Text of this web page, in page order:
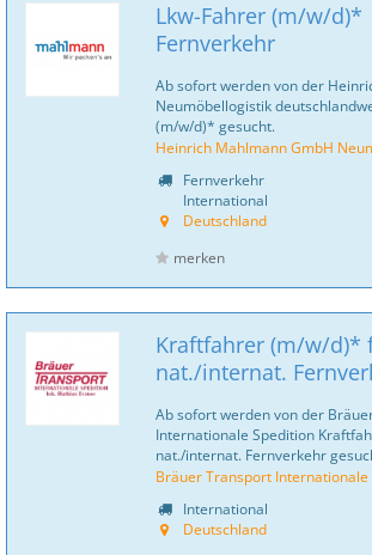
Lkw-Fahrer (m/w/d)*
Fernverkehr
Ab sofort werden von der
Neumöbellogistik
(m/w/d)* gesucht.
Heinrich Mahlmann GmbH
Fernverkehr
International
Deutschland
merken
Kraftfahrer (m/w/d)*
nat./internat.
Ab sofort werden von der
Internationale Spedition
nat./internat. Fernverkehr
Bräuer Transport Internationale
International
Deutschland